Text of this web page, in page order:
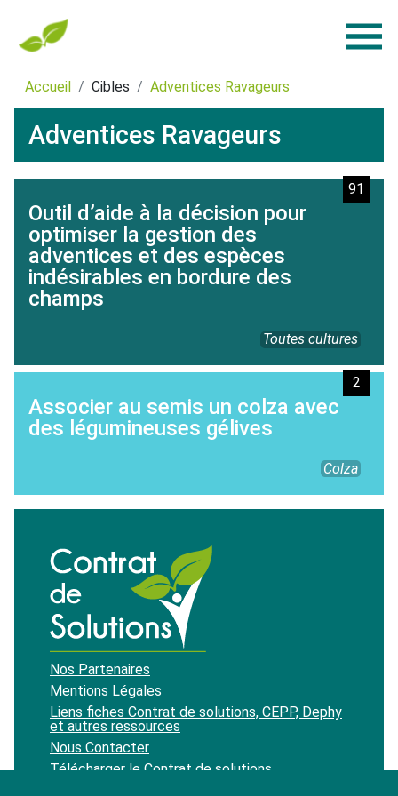
Accueil Cibles Adventices Ravageurs
Adventices Ravageurs
Outil d’aide à la décision pour
optimiser la gestion des
adventices et des espèces
indésirables en bordure des
champs
91
Toutes cultures
Associer au semis un colza avec
des légumineuses gélives
2
Colza
Nos Partenaires
Mentions Légales
Liens fiches Contrat de solutions, CEPP, Dephy
et autres ressources
Nous Contacter
Télécharger le Contrat de solutions